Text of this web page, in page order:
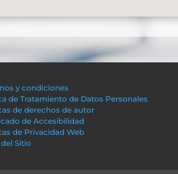
y condiciones
de Tratamiento de Datos Personales
de derechos de autor
de Accesibilidad
de Privacidad Web
del Sitio